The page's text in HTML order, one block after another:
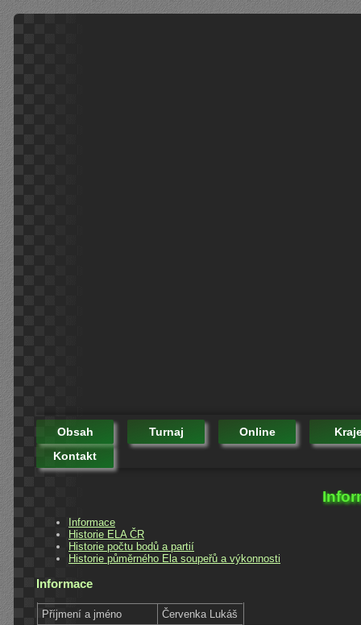
Obsah Turnaj Online
Kontakt
Informace
Historie ELA ČR
Historie počtu bodů a partií
Historie půměrného Ela soupeřů a výkonnosti
Informace
Příjmení a jméno
Červenka Lukáš